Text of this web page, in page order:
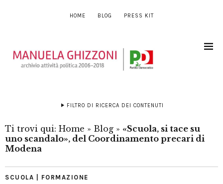
HOME BLOG PRESS KIT
FILTRO DI RICERCA DEI CONTENUTI
Ti trovi qui: Home » Blog » «Scuola, si tace su
uno scandalo», del Coordinamento precari di
Modena
SCUOLA | FORMAZIONE